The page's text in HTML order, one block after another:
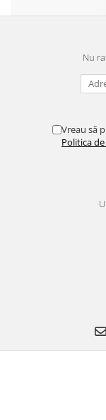
Nu
Vreau să
Politica